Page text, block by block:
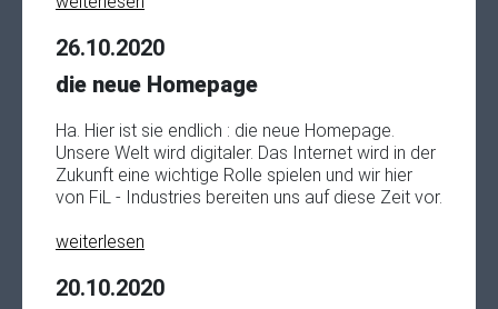
26.10.2020
die neue Homepage
Ha. Hier ist sie endlich : die neue Homepage.
Unsere Welt wird digitaler. Das Internet wird in der
Zukunft eine wichtige Rolle spielen und wir hier
von FiL - Industries bereiten uns auf diese Zeit vor.
weiterlesen
20.10.2020